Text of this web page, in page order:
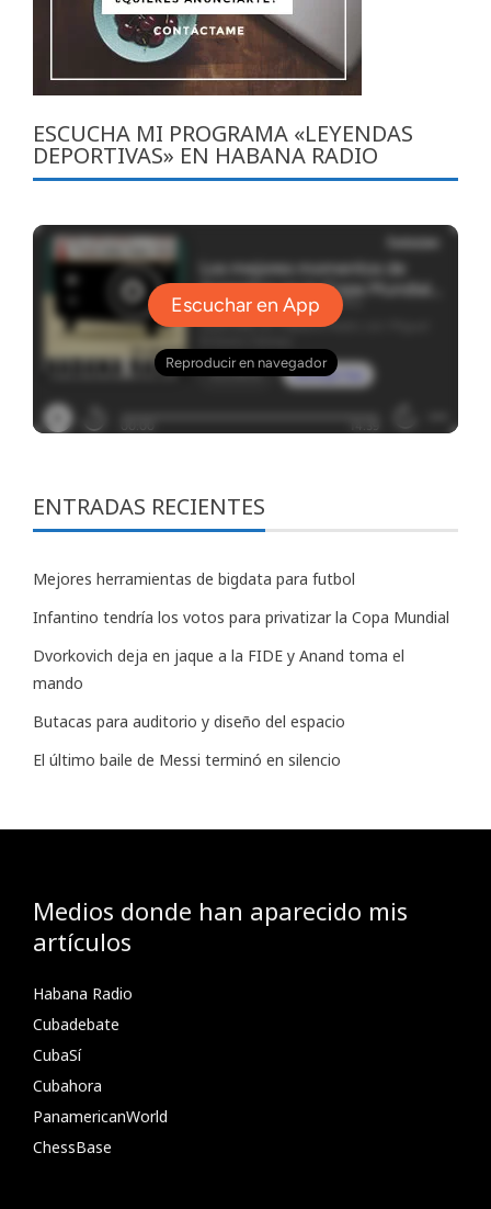
ESCUCHA MI PROGRAMA «LEYENDAS
DEPORTIVAS» EN HABANA RADIO
ENTRADAS RECIENTES
Mejores herramientas de bigdata para futbol
Infantino tendría los votos para privatizar la Copa Mundial
Dvorkovich deja en jaque a la FIDE y Anand toma el
mando
Butacas para auditorio y diseño del espacio
El último baile de Messi terminó en silencio
Medios donde han aparecido mis
artículos
Habana Radio
Cubadebate
CubaSí
Cubahora
PanamericanWorld
ChessBase